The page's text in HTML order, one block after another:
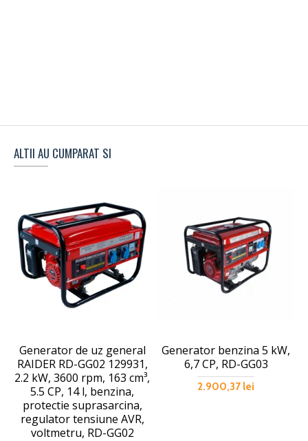
ALTII AU CUMPARAT SI
Generator de uz general
RAIDER RD-GG02 129931,
2.2 kW, 3600 rpm, 163 cm³,
5.5 CP, 14 l, benzina,
protectie suprasarcina,
regulator tensiune AVR,
voltmetru, RD-GG02
Generator benzina 5 kW,
6,7 CP, RD-GG03
2.900,37 lei